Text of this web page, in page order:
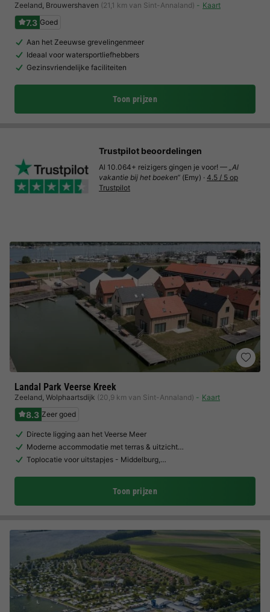
Zeeland, Brouwershaven (21,1 km van Sint-Annaland) Kaart
7.3 Goed
Aan het Zeeuwse grevelingenmeer
Ideaal voor watersportliefhebbers
Gezinsvriendelijke faciliteiten
Toon prijzen
Landal Park Veerse Kreek
Zeeland, Wolphaartsdijk (20,9 km van Sint-Annaland) Kaart
8.3 Zeer goed
Directe ligging aan het Veerse Meer
Moderne accommodatie met terras & uitzicht…
Toplocatie voor uitstapjes - Middelburg,…
Toon prijzen
Trustpilot beoordelingen
Al 10.064+ reizigers gingen je voor! — „Al
vakantie bij het boeken“ (Emy) · 4.5 / 5 op
Trustpilot